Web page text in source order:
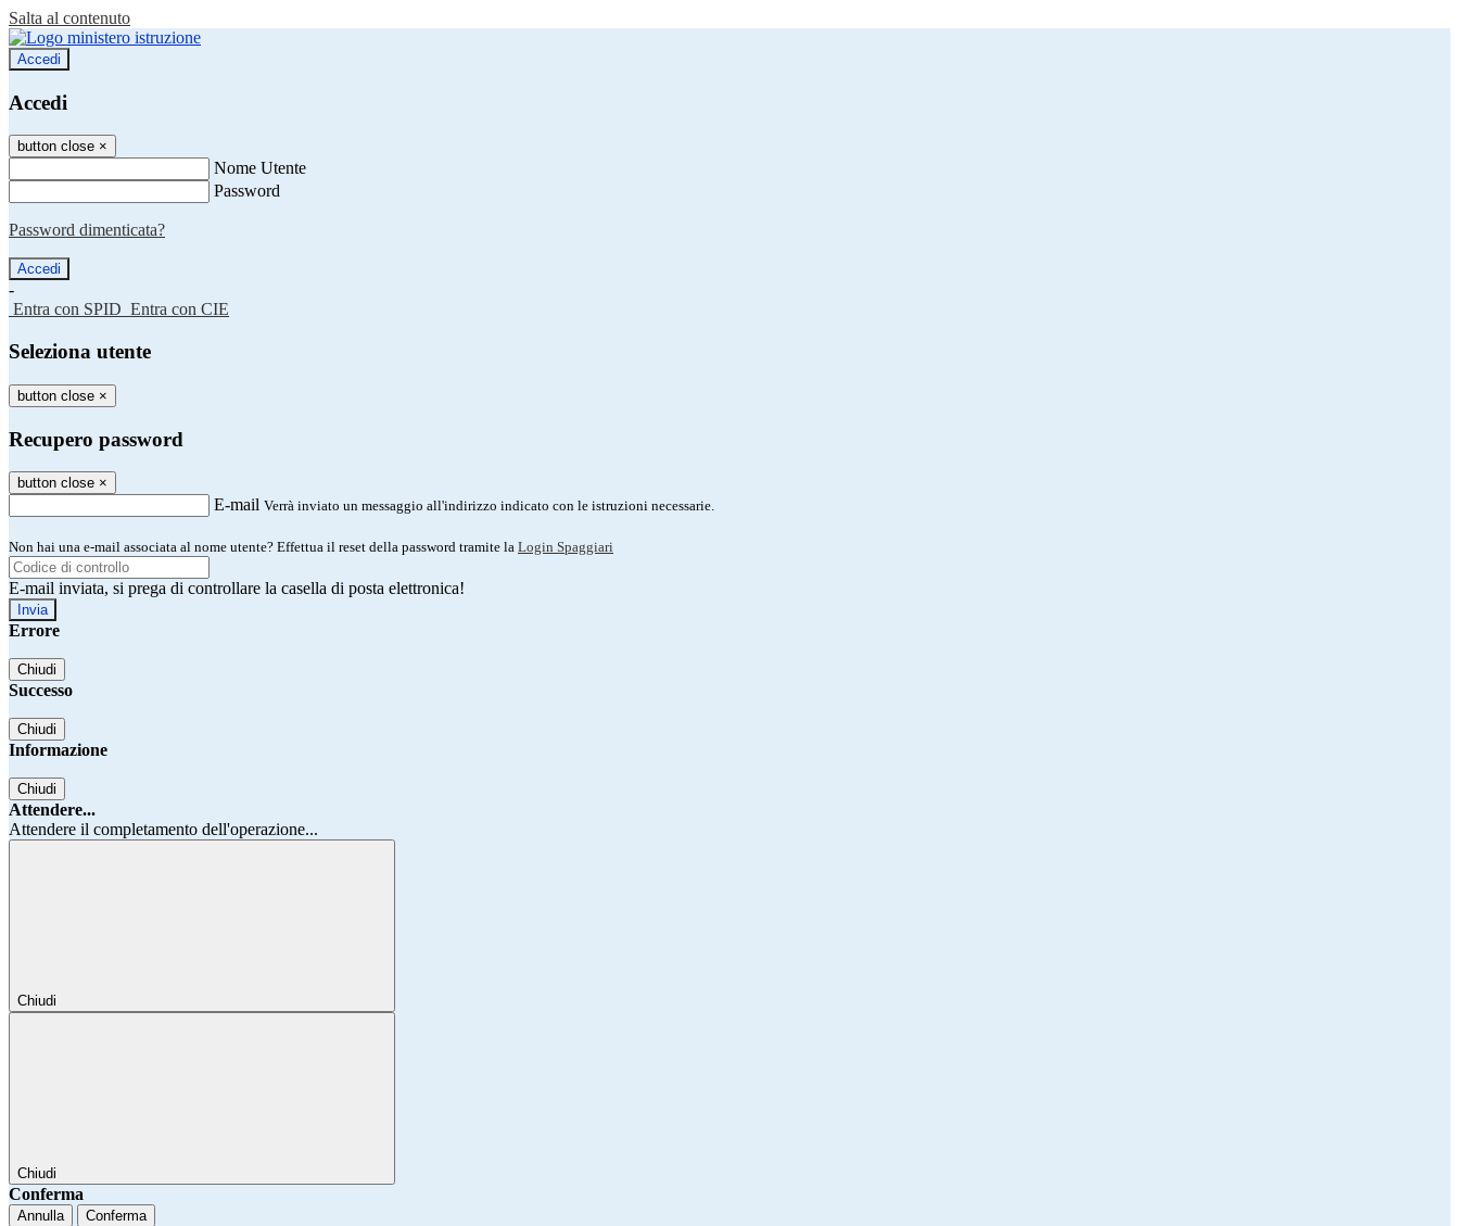
Salta al contenuto
Accedi
Accedi
button close ×
Nome Utente
Password
Password dimenticata?
-
Entra con SPID Entra con CIE
Seleziona utente
button close ×
Recupero password
button close ×
E-mail Verrà inviato un messaggio all'indirizzo indicato con le istruzioni necessarie.
Non hai una e-mail associata al nome utente? Effettua il reset della password tramite la Login Spaggiari
E-mail inviata, si prega di controllare la casella di posta elettronica!
Errore
Chiudi
Successo
Chiudi
Informazione
Chiudi
Attendere...
Attendere il completamento dell'operazione...
Chiudi
Chiudi
Conferma
Annulla Conferma